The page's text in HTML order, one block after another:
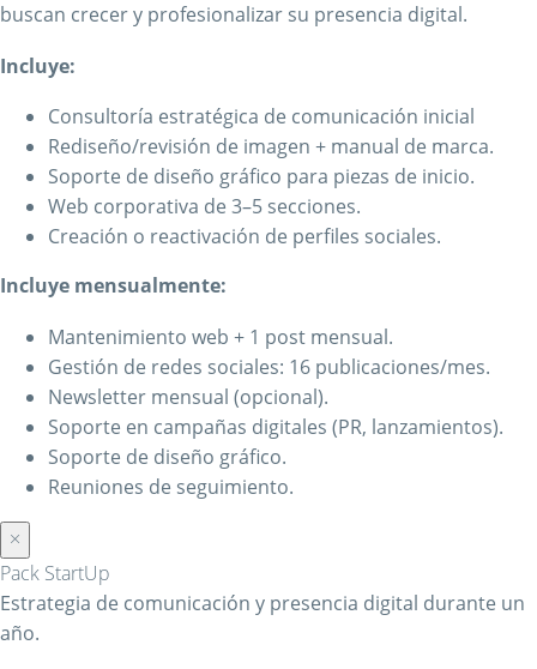
buscan crecer y profesionalizar su presencia digital.
Incluye:
Consultoría estratégica de comunicación inicial
Rediseño/revisión de imagen + manual de marca.
Soporte de diseño gráfico para piezas de inicio.
Web corporativa de 3–5 secciones.
Creación o reactivación de perfiles sociales.
Incluye mensualmente:
Mantenimiento web + 1 post mensual.
Gestión de redes sociales: 16 publicaciones/mes.
Newsletter mensual (opcional).
Soporte en campañas digitales (PR, lanzamientos).
Soporte de diseño gráfico.
Reuniones de seguimiento.
×
Pack StartUp
Estrategia de comunicación y presencia digital durante un
año.